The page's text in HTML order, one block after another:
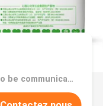
Prix：To be communicated